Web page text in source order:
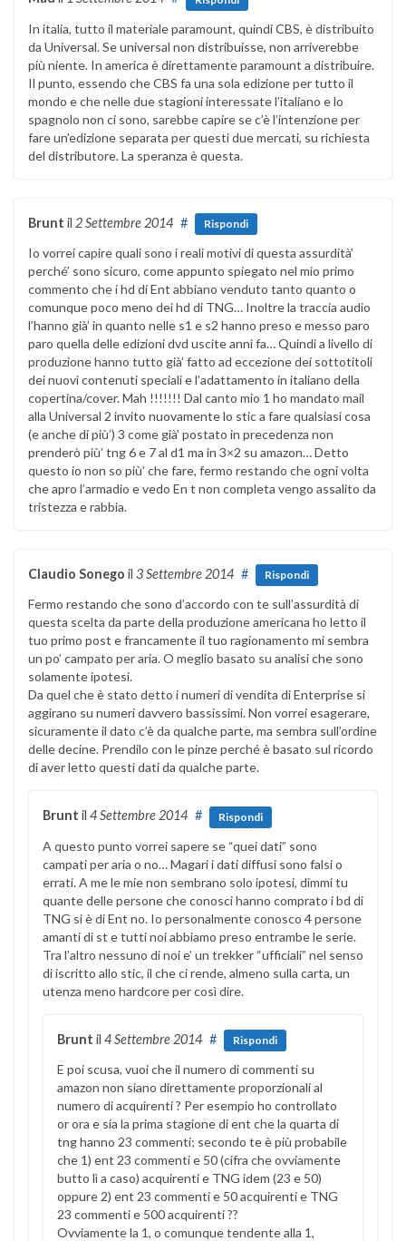
In italia, tutto il materiale paramount, quindi CBS, è distribuito
da Universal. Se universal non distribuisse, non arriverebbe
più niente. In america è direttamente paramount a distribuire.
Il punto, essendo che CBS fa una sola edizione per tutto il
mondo e che nelle due stagioni interessate l’italiano e lo
spagnolo non ci sono, sarebbe capire se c’è l’intenzione per
fare un’edizione separata per questi due mercati, su richiesta
del distributore. La speranza è questa.
Brunt il 2 Settembre 2014 # Rispondi
Io vorrei capire quali sono i reali motivi di questa assurdità’
perché’ sono sicuro, come appunto spiegato nel mio primo
commento che i hd di Ent abbiano venduto tanto quanto o
comunque poco meno dei hd di TNG… Inoltre la traccia audio
l’hanno già’ in quanto nelle s1 e s2 hanno preso e messo paro
paro quella delle edizioni dvd uscite anni fa… Quindi a livello di
produzione hanno tutto già’ fatto ad eccezione dei sottotitoli
dei nuovi contenuti speciali e l’adattamento in italiano della
copertina/cover. Mah !!!!!!! Dal canto mio 1 ho mandato mail
alla Universal 2 invito nuovamente lo stic a fare qualsiasi cosa
(e anche di più’) 3 come già’ postato in precedenza non
prenderò più’ tng 6 e 7 al d1 ma in 3×2 su amazon… Detto
questo io non so più’ che fare, fermo restando che ogni volta
che apro l’armadio e vedo En t non completa vengo assalito da
tristezza e rabbia.
Claudio Sonego il 3 Settembre 2014 # Rispondi
Fermo restando che sono d’accordo con te sull’assurdità di
questa scelta da parte della produzione americana ho letto il
tuo primo post e francamente il tuo ragionamento mi sembra
un po’ campato per aria. O meglio basato su analisi che sono
solamente ipotesi.
Da quel che è stato detto i numeri di vendita di Enterprise si
aggirano su numeri davvero bassissimi. Non vorrei esagerare,
sicuramente il dato c’è da qualche parte, ma sembra sull’ordine
delle decine. Prendilo con le pinze perché è basato sul ricordo
di aver letto questi dati da qualche parte.
Brunt il 4 Settembre 2014 # Rispondi
A questo punto vorrei sapere se “quei dati” sono
campati per aria o no… Magari i dati diffusi sono falsi o
errati. A me le mie non sembrano solo ipotesi, dimmi tu
quante delle persone che conosci hanno comprato i bd di
TNG si è di Ent no. Io personalmente conosco 4 persone
amanti di st e tutti noi abbiamo preso entrambe le serie.
Tra l’altro nessuno di noi e’ un trekker “ufficiali” nel senso
di iscritto allo stic, il che ci rende, almeno sulla carta, un
utenza meno hardcore per così dire.
Brunt il 4 Settembre 2014 # Rispondi
E poi scusa, vuoi che il numero di commenti su
amazon non siano direttamente proporzionali al
numero di acquirenti ? Per esempio ho controllato
or ora e sia la prima stagione di ent che la quarta di
tng hanno 23 commenti; secondo te è più probabile
che 1) ent 23 commenti e 50 (cifra che ovviamente
butto lì a caso) acquirenti e TNG idem (23 e 50)
oppure 2) ent 23 commenti e 50 acquirenti e TNG
23 commenti e 500 acquirenti ??
Ovviamente la 1, o comunque tendente alla 1,